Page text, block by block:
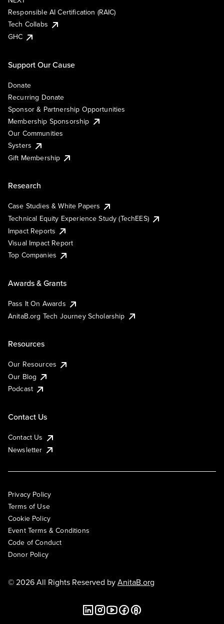
Responsible AI Certification (RAIC)
Tech Collabs
GHC
Support Our Cause
Donate
Recurring Donate
Sponsor & Partnership Opportunities
Membership Sponsorship
Our Communities
Systers
Gift Membership
Research
Case Studies & White Papers
Technical Equity Experience Study (TechEES)
Impact Reports
Visual Impact Report
Top Companies
Awards & Grants
Pass It On Awards
AnitaB.org Tech Journey Scholarship
Resources
Our Resources
Our Blog
Podcast
Contact Us
Contact Us
Newsletter
Privacy Policy
Terms of Use
Cookie Policy
Event Terms & Conditions
Code of Conduct
Donor Policy
© 2026 All Rights Reserved byAnitaB.org